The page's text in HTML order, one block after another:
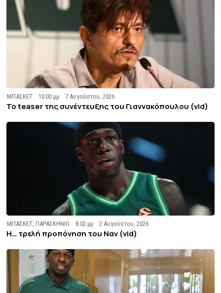
ΜΠΑΣΚΕΤ 10:00 μμ 7 Αυγούστου, 2026
To teaser της συνέντευξης του Γιαννακόπουλου (vid)
ΜΠΑΣΚΕΤ ,ΠΑΡΑΣΚΗΝΙΟ 8:02 μμ 2 Αυγούστου, 2026
Η… τρελή προπόνηση του Ναν (vid)